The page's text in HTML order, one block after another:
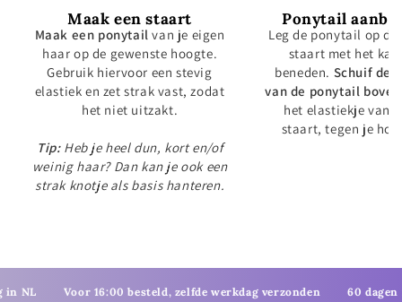
Maak een staart
Maak een ponytailvan je eigen
haar op de gewenste hoogte.
Gebruik hiervoor een stevig
elastiek en zet strak vast, zodat
het niet uitzakt.
Tip: Heb je heel dun, kort en/of
weinig haar? Dan kan je ook een
strak knotje als basis hanteren.
Ponytail
Leg de ponytail op de
staart met het
beneden. Schuif de
van de ponytail
het elastiekje van
staart, tegen je
16:00 besteld, zelfde werkdag verzonden 60 dagen